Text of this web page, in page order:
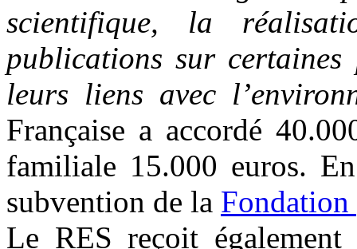
scientifique, la
publications sur certaines
leurs liens avec
Française a accordé
familiale 15.000 euros.
subvention de la Fondation
Le RES reçoit